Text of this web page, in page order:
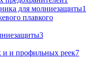
для молниезащиты1
плавкого
3
и и профильных реек7